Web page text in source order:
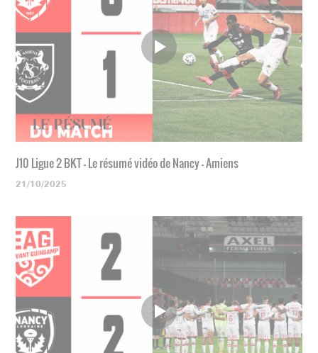
J10 Ligue 2 BKT - Le résumé vidéo de Nancy - Amiens
21/10/2025